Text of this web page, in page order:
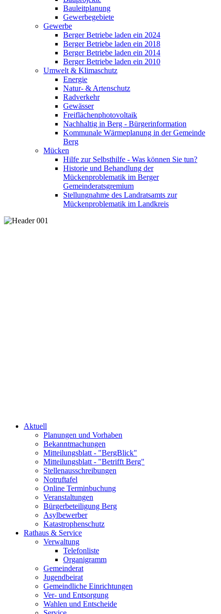
Bauleitplanung
Gewerbegebiete
Gewerbe
Berger Betriebe laden ein 2024
Berger Betriebe laden ein 2018
Berger Betriebe laden ein 2014
Berger Betriebe laden ein 2010
Umwelt & Klimaschutz
Energie
Natur- & Artenschutz
Radverkehr
Gewässer
Freiflächenphotovoltaik
Nachhaltig in Berg - Bürgerinformation
Kommunale Wärmeplanung in der Gemeinde
Berg
Mücken
Hilfe zur Selbsthilfe - Was können Sie tun?
Historie und Behandlung der
Mückenproblematik im Berger
Gemeinderatsgremium
Stellungnahme des Landratsamts zur
Mückenproblematik im Landkreis
Aktuell
Planungen und Vorhaben
Bekanntmachungen
Mitteilungsblatt - "BergBlick"
Mitteilungsblatt - "Betrifft Berg"
Stellenausschreibungen
Notruftafel
Online Terminbuchung
Veranstaltungen
Bürgerbeteiligung Berg
Asylbewerber
Katastrophenschutz
Rathaus & Service
Verwaltung
Telefonliste
Organigramm
Gemeinderat
Jugendbeirat
Gemeindliche Einrichtungen
Ver- und Entsorgung
Wahlen und Entscheide